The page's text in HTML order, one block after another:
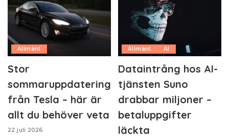
Allmänt
Stor
sommaruppdatering
från Tesla – här är
allt du behöver veta
22 juli 2026
Allmänt AI
Dataintrång hos AI-
tjänsten Suno
drabbar miljoner –
betaluppgifter
läckta